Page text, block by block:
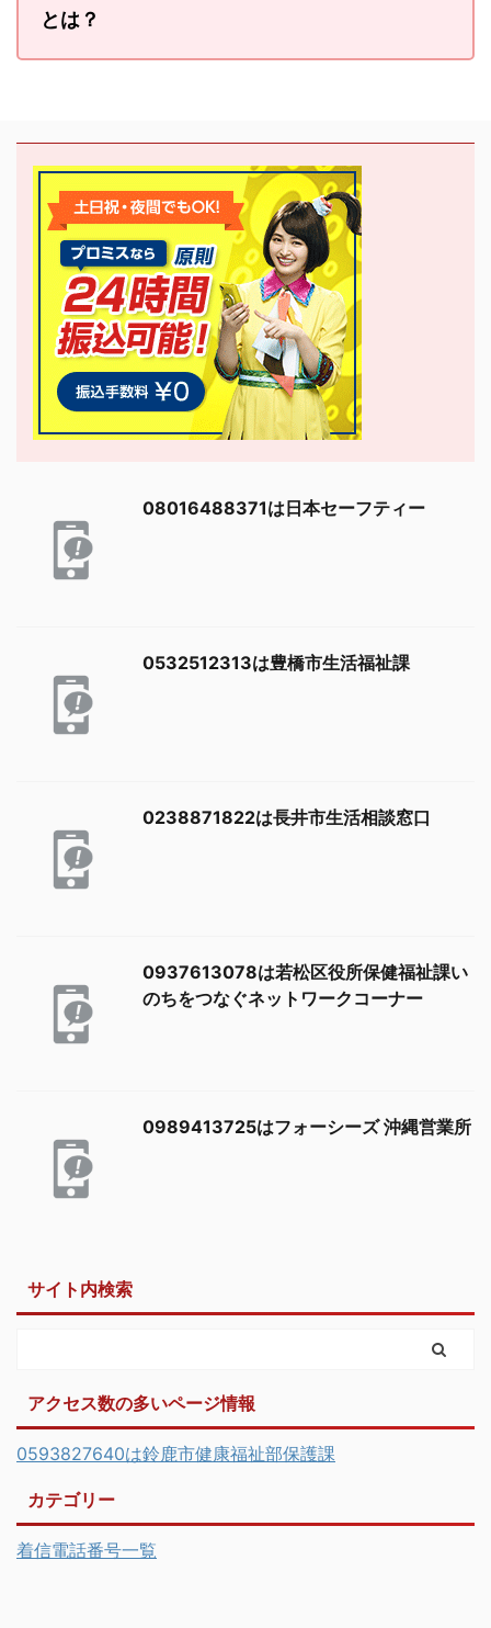
とは？
08016488371は日本セーフティー
0532512313は豊橋市生活福祉課
0238871822は長井市生活相談窓口
0937613078は若松区役所保健福祉課い
のちをつなぐネットワークコーナー
0989413725はフォーシーズ 沖縄営業所
サイト内検索
アクセス数の多いページ情報
0593827640は鈴鹿市健康福祉部保護課
カテゴリー
着信電話番号一覧